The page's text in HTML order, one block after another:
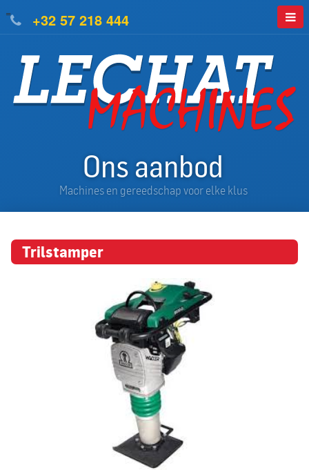
+32 57 218 444
=
Ons aanbod
Machines en gereedschap voor elke klus
Trilstamper